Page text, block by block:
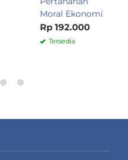
Moral Ekonomi
Rp 192.000
Tersedia